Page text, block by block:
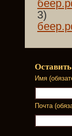
3)
Имя
Почта